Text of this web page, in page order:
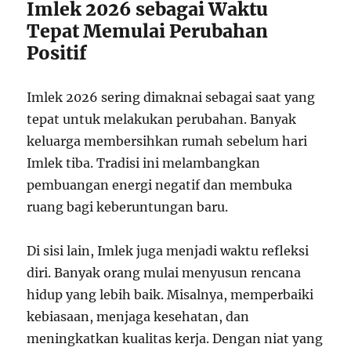
Imlek 2026 sebagai Waktu
Tepat Memulai Perubahan
Positif
Imlek 2026 sering dimaknai sebagai saat yang
tepat untuk melakukan perubahan. Banyak
keluarga membersihkan rumah sebelum hari
Imlek tiba. Tradisi ini melambangkan
pembuangan energi negatif dan membuka
ruang bagi keberuntungan baru.
Di sisi lain, Imlek juga menjadi waktu refleksi
diri. Banyak orang mulai menyusun rencana
hidup yang lebih baik. Misalnya, memperbaiki
kebiasaan, menjaga kesehatan, dan
meningkatkan kualitas kerja. Dengan niat yang